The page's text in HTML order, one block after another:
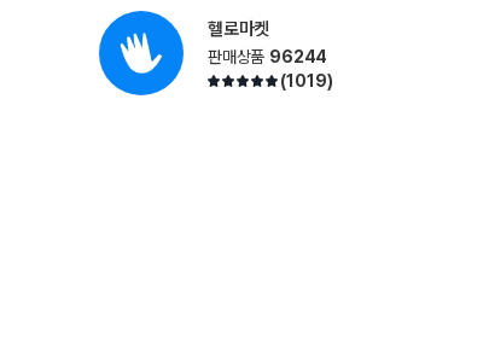
헬로마켓
판매상품 96244
(1019)